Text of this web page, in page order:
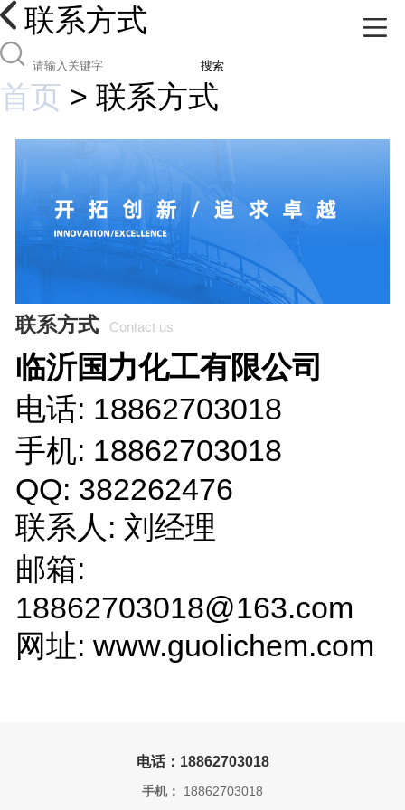
联系方式
搜索
首页 > 联系方式
联系方式 Contact us
临沂国力化工有限公司
电话: 18862703018
手机: 18862703018
QQ: 382262476
联系人: 刘经理
邮箱:
18862703018@163.com
网址: www.guolichem.com
电话：18862703018
手机： 18862703018